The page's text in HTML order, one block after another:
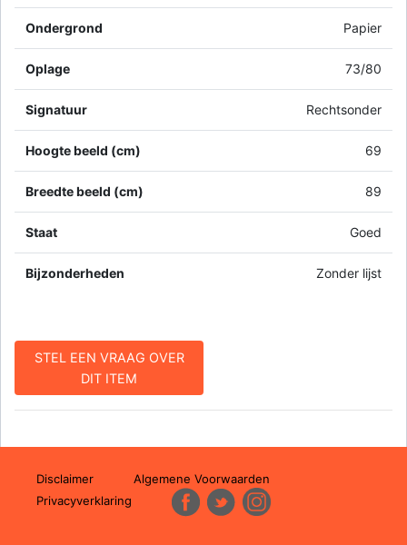
Ondergrond Papier
Oplage 73/80
Signatuur Rechtsonder
Hoogte beeld (cm) 69
Breedte beeld (cm) 89
Staat Goed
Bijzonderheden Zonder lijst
STEL EEN VRAAG OVER
DIT ITEM
Disclaimer
Algemene Voorwaarden
Privacyverklaring